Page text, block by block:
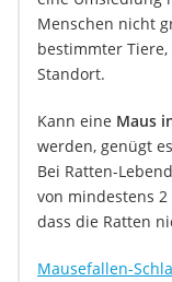
Menschen nicht
bestimmter
Standort.
Kann eine Maus
werden, genügt
Bei Ratten-
von mindestens
dass die Ratten
Mausefallen-